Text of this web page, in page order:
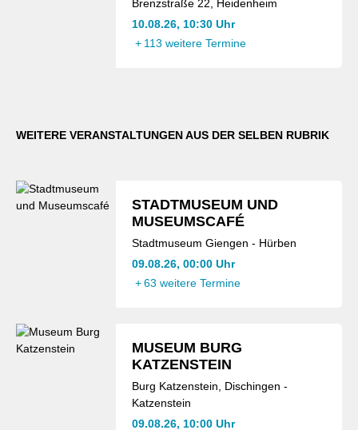
Brenzstraße 22, Heidenheim
10.08.26, 10:30 Uhr
+ 113 weitere Termine
WEITERE VERANSTALTUNGEN AUS DER SELBEN RUBRIK
STADTMUSEUM UND
MUSEUMSCAFÉ
Stadtmuseum Giengen - Hürben
09.08.26, 00:00 Uhr
+ 63 weitere Termine
MUSEUM BURG
KATZENSTEIN
Burg Katzenstein, Dischingen -
Katzenstein
09.08.26, 10:00 Uhr